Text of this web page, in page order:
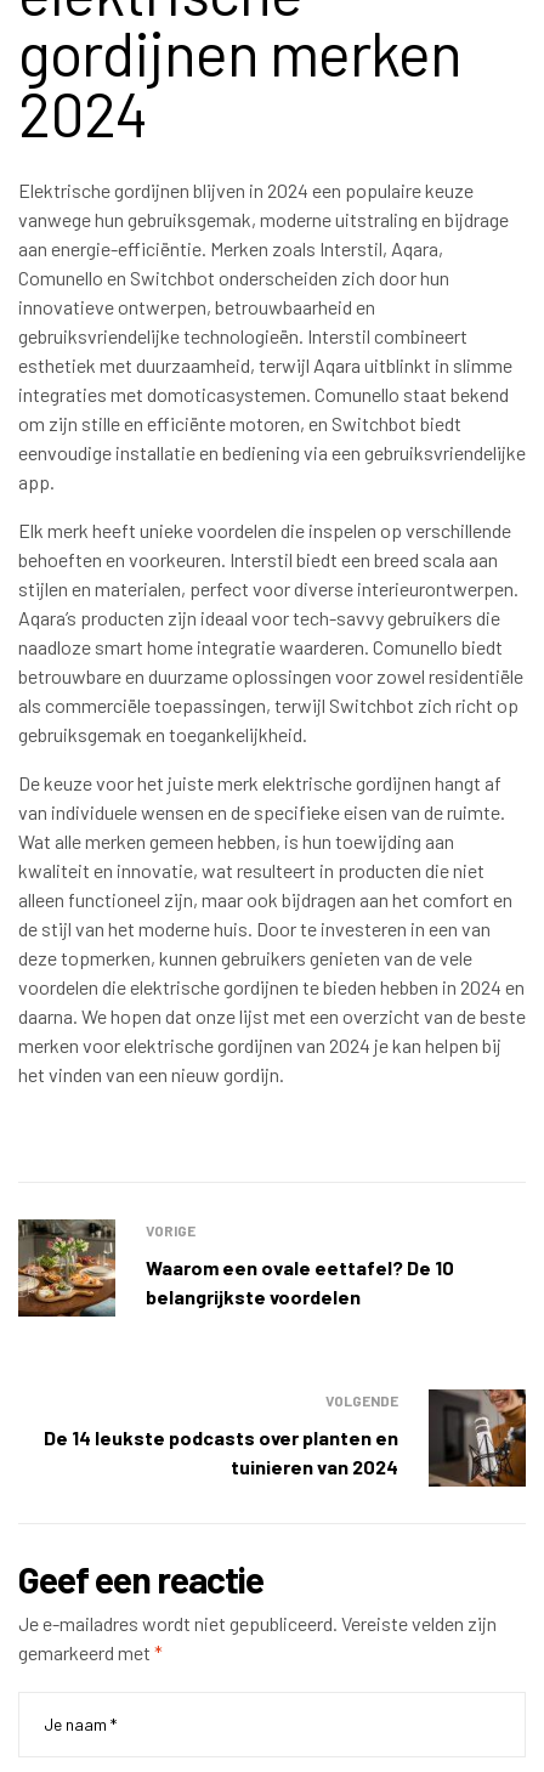
gordijnen merken
2024
Elektrische gordijnen blijven in 2024 een populaire keuze
vanwege hun gebruiksgemak, moderne uitstraling en bijdrage
aan energie-efficiëntie. Merken zoals Interstil, Aqara,
Comunello en Switchbot onderscheiden zich door hun
innovatieve ontwerpen, betrouwbaarheid en
gebruiksvriendelijke technologieën. Interstil combineert
esthetiek met duurzaamheid, terwijl Aqara uitblinkt in slimme
integraties met domoticasystemen. Comunello staat bekend
om zijn stille en efficiënte motoren, en Switchbot biedt
eenvoudige installatie en bediening via een gebruiksvriendelijke
app.
Elk merk heeft unieke voordelen die inspelen op verschillende
behoeften en voorkeuren. Interstil biedt een breed scala aan
stijlen en materialen, perfect voor diverse interieurontwerpen.
Aqara’s producten zijn ideaal voor tech-savvy gebruikers die
naadloze smart home integratie waarderen. Comunello biedt
betrouwbare en duurzame oplossingen voor zowel residentiële
als commerciële toepassingen, terwijl Switchbot zich richt op
gebruiksgemak en toegankelijkheid.
De keuze voor het juiste merk elektrische gordijnen hangt af
van individuele wensen en de specifieke eisen van de ruimte.
Wat alle merken gemeen hebben, is hun toewijding aan
kwaliteit en innovatie, wat resulteert in producten die niet
alleen functioneel zijn, maar ook bijdragen aan het comfort en
de stijl van het moderne huis. Door te investeren in een van
deze topmerken, kunnen gebruikers genieten van de vele
voordelen die elektrische gordijnen te bieden hebben in 2024 en
daarna. We hopen dat onze lijst met een overzicht van de beste
merken voor elektrische gordijnen van 2024 je kan helpen bij
het vinden van een nieuw gordijn.
VORIGE
Waarom een ovale eettafel? De 10
belangrijkste voordelen
VOLGENDE
De 14 leukste podcasts over planten en
tuinieren van 2024
Geef een reactie
Je e-mailadres wordt niet gepubliceerd. Vereiste velden zijn
gemarkeerd met *